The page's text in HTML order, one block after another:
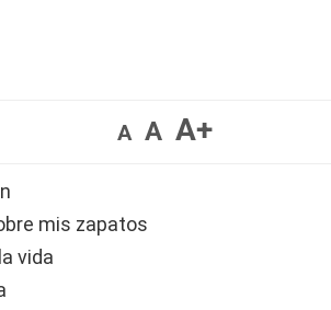
A A A+
mis zapatos
vida